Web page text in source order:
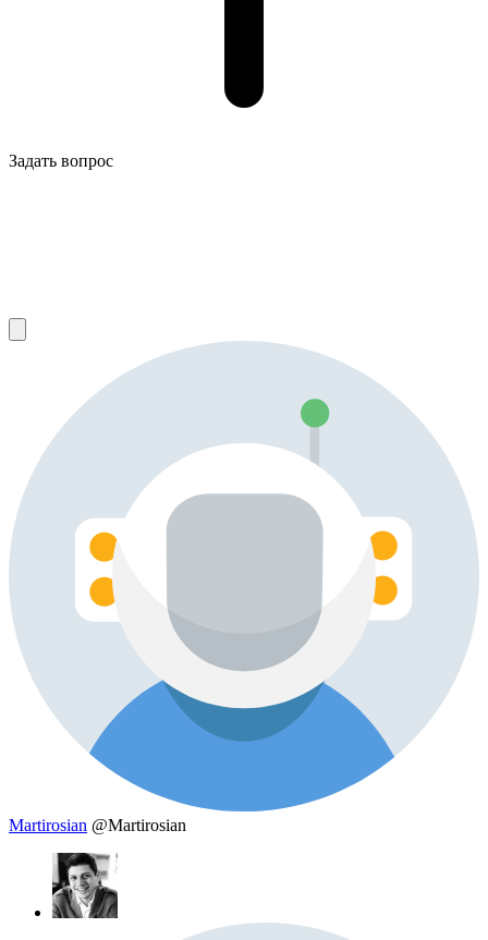
Задать вопрос
Martirosian @Martirosian